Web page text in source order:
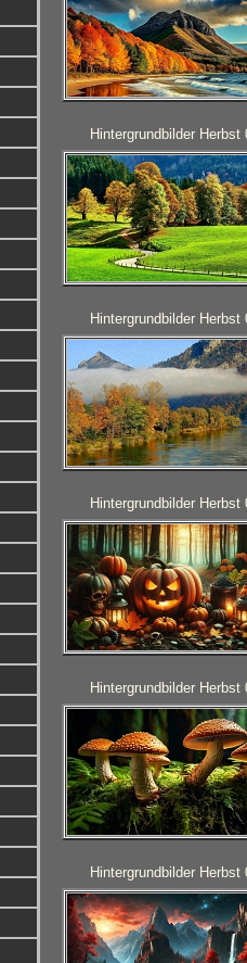
Hintergrundbilder Herbst
Hintergrundbilder Herbst
Hintergrundbilder Herbst
Hintergrundbilder Herbst
Hintergrundbilder Herbst